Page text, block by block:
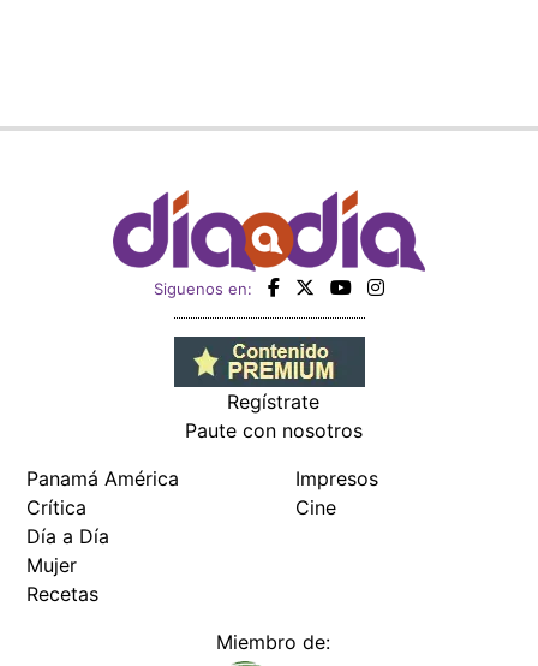
Siguenos en:
Regístrate
Paute con nosotros
Panamá América
Crítica
Día a Día
Mujer
Recetas
Impresos
Cine
Miembro de: